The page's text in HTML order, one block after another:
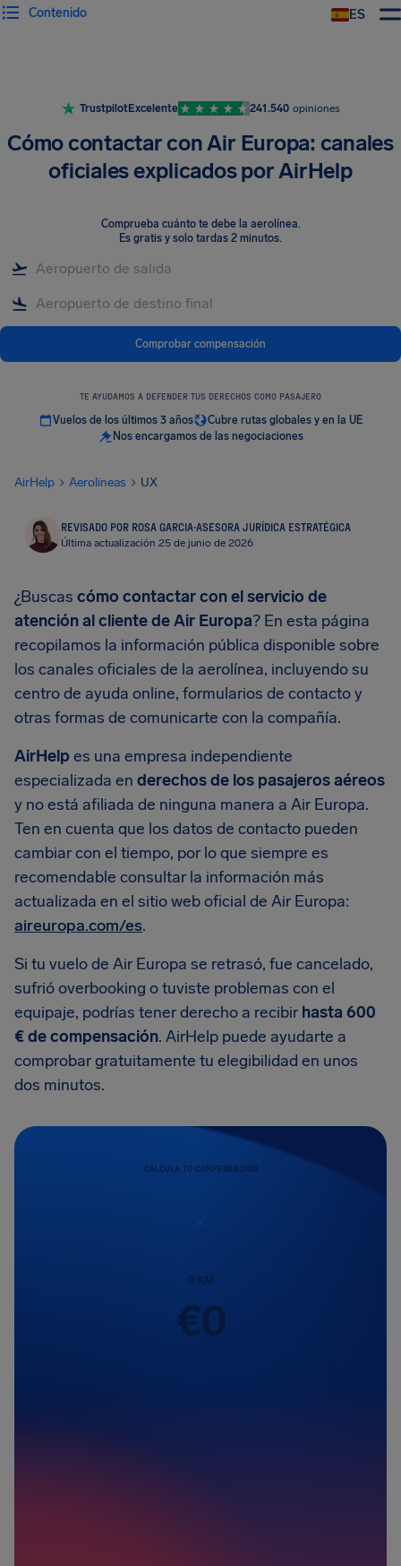
ES
Contenido
TrustpilotExcelente 241.540 opiniones
Cómo contactar con Air Europa: canales
oficiales explicados por AirHelp
Comprueba cuánto te debe la aerolínea.
Es gratis y solo tardas 2 minutos.
Comprobar compensación
TE AYUDAMOS A DEFENDER TUS DERECHOS COMO PASAJERO
Vuelos de los últimos 3 años
Cubre rutas globales y en la UE
Nos encargamos de las negociaciones
AirHelp Aerolineas UX
REVISADO POR ROSA GARCIA·ASESORA JURÍDICA ESTRATÉGICA
Última actualización 25 de junio de 2026
¿Buscas cómo contactar con el servicio de
atención al cliente de Air Europa? En esta página
recopilamos la información pública disponible sobre
los canales oficiales de la aerolínea, incluyendo su
centro de ayuda online, formularios de contacto y
otras formas de comunicarte con la compañía.
AirHelp es una empresa independiente
especializada en derechos de los pasajeros aéreos
y no está afiliada de ninguna manera a Air Europa.
Ten en cuenta que los datos de contacto pueden
cambiar con el tiempo, por lo que siempre es
recomendable consultar la información más
actualizada en el sitio web oficial de Air Europa:
aireuropa.com/es.
Si tu vuelo de Air Europa se retrasó, fue cancelado,
sufrió overbooking o tuviste problemas con el
equipaje, podrías tener derecho a recibir hasta 600
€ de compensación. AirHelp puede ayudarte a
comprobar gratuitamente tu elegibilidad en unos
dos minutos.
CALCULA TU COMPENSACIÓN
0KM
€0